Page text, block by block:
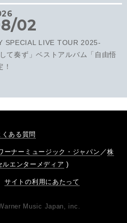
02
SPECIAL LIVE TOUR 2025-
て奏ず」ベストアルバム「自由悟
くある質問
ーナーミュージック・ジャパン ／株
ルエンターメディア )
サイトの利用にあたって
Music Japan, inc.